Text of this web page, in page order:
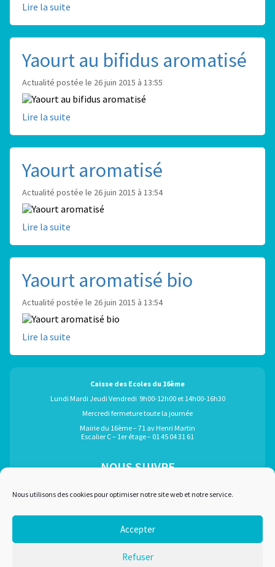
Nous utilisons des cookies pour optimiser notre site web et notre service.
Accepter
Refuser
Lire la suite
Yaourt au bifidus aromatisé
Actualité postée le 26 juin 2015 à 13:55
Lire la suite
Yaourt aromatisé
Actualité postée le 26 juin 2015 à 13:54
Lire la suite
Yaourt aromatisé bio
Actualité postée le 26 juin 2015 à 13:54
Lire la suite
Caisse des Ecoles du 16ème
Lundi Mardi Jeudi Vendredi 9h00-12h00 et 14h00-16h30
Mercredi fermeture toute la journée
Mairie du 16ème – 71 av Henri Martin
Escalier C – 1er étage – 01 45 04 31 61
NOUS SUIVRE
Marchés publics
Recrutement
Plan du site
Mentions légales